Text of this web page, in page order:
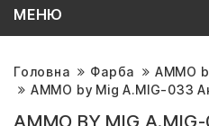
МЕНЮ
Головна Фарба AMMO
AMMO by Mig A.MIG-033